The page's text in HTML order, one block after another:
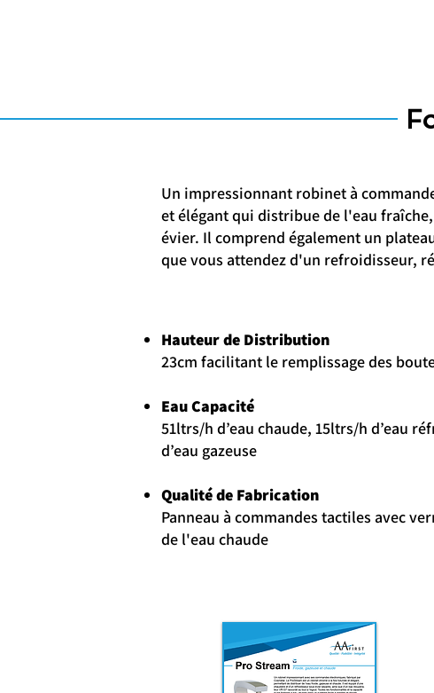
Un impressionnant robinet à
et élégant qui distribue de l'eau
évier. Il comprend également un
que vous attendez d'un refroidisseur,
Hauteur de Distribution
23cm facilitant le remplissage des
Eau Capacité
51ltrs/h d’eau chaude, 15ltrs/h d’eau
d’eau gazeuse
Qualité de Fabrication
Panneau à commandes tactiles avec
de l'eau chaude